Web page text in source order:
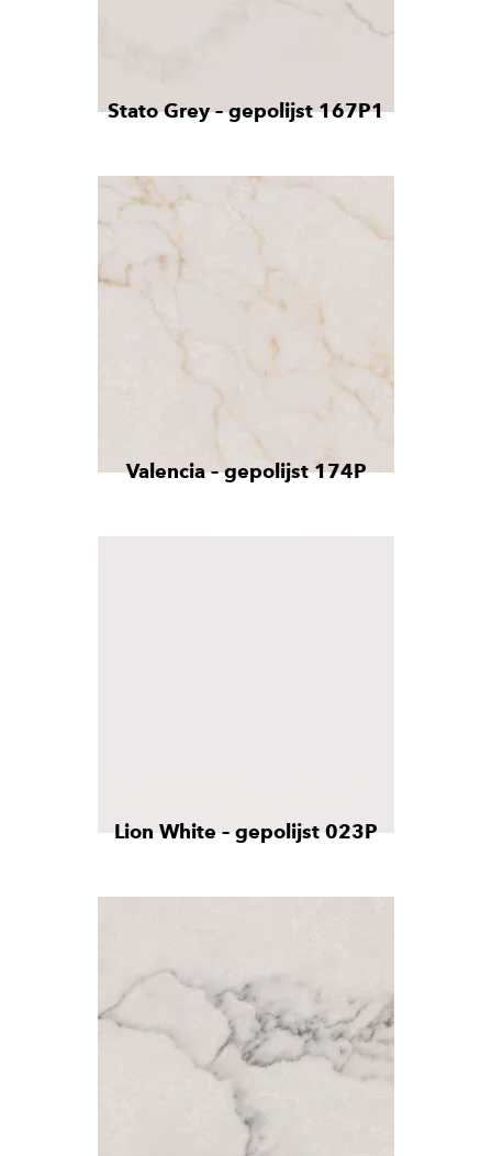
Stato Grey – gepolijst 167P1
Valencia – gepolijst 174P
Lion White – gepolijst 023P